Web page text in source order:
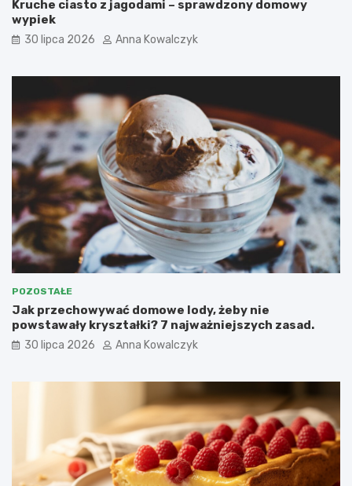
Kruche ciasto z jagodami – sprawdzony domowy
wypiek
30 lipca 2026 Anna Kowalczyk
POZOSTAŁE
Jak przechowywać domowe lody, żeby nie
powstawały kryształki? 7 najważniejszych zasad.
30 lipca 2026 Anna Kowalczyk